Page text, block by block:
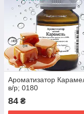
Ароматизатор
в/р; 0180
84 ₴